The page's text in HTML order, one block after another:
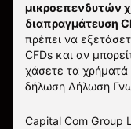
μικροεπενδυτών
διαπραγμάτευση
πρέπει να
CFDs και αν
χάσετε τα
δήλωση Δήλωση
Capital Com Group